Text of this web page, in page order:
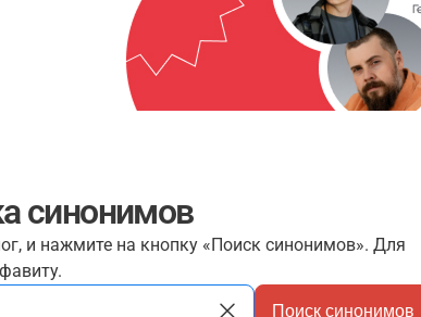
синонимов
и нажмите на кнопку «Поиск синонимов». Для
Поиск синонимов